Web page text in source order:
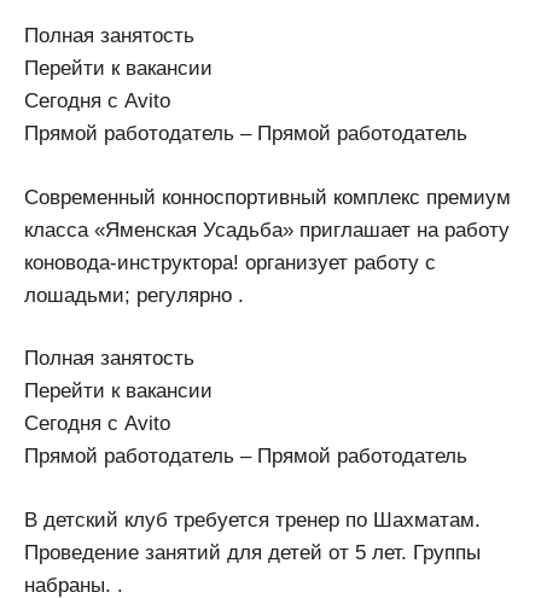
Полная занятость
Перейти к вакансии
Сегодня с Avito
Прямой работодатель – Прямой работодатель
Современный конноспортивный комплекс премиум
класса «Яменская Усадьба» приглашает на работу
коновода-инструктора! организует работу с
лошадьми; регулярно .
Полная занятость
Перейти к вакансии
Сегодня с Avito
Прямой работодатель – Прямой работодатель
В детский клуб требуется тренер по Шахматам.
Проведение занятий для детей от 5 лет. Группы
набраны. .